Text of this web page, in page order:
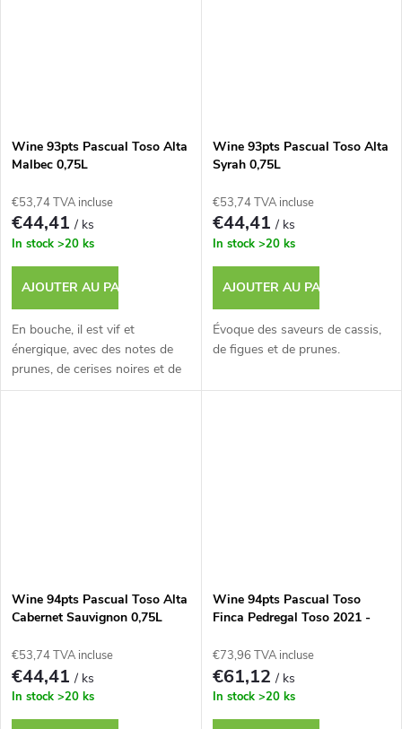
Wine 93pts Pascual Toso Alta
Malbec 0,75L
€53,74 TVA incluse
€44,41/ ks
In stock >20 ks
AJOUTER AU PANIER
En bouche, il est vif et
énergique, avec des notes de
prunes, de cerises noires et de
fruits rouges.
Wine 93pts Pascual Toso Alta
Syrah 0,75L
€53,74 TVA incluse
€44,41/ ks
In stock >20 ks
AJOUTER AU PANIER
Évoque des saveurs de cassis,
de figues et de prunes.
Wine 94pts Pascual Toso Alta
Cabernet Sauvignon 0,75L
€53,74 TVA incluse
€44,41/ ks
In stock >20 ks
Wine 94pts Pascual Toso
Finca Pedregal Toso 2021 -
€73,96 TVA incluse
€61,12/ ks
In stock >20 ks